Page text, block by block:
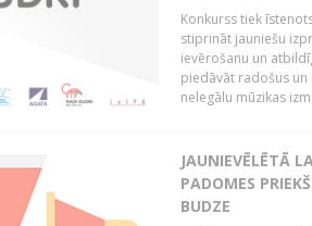
Konkurss tiek
stiprināt jauniešu
ievērošanu un
piedāvāt radošus
nelegālu mūzikas
JAUNIEVĒLĒTĀ
PADOMES
BUDZE